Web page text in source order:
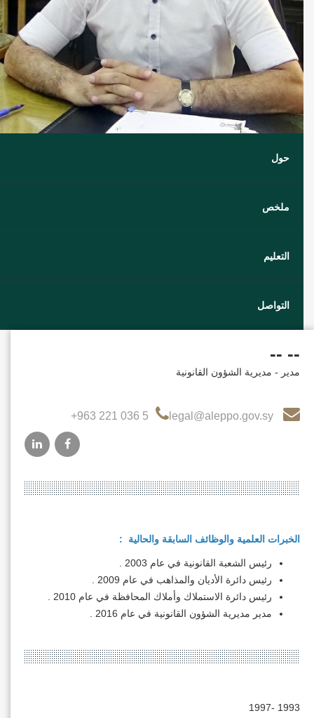
حول
ملخص
التعليم
التواصل
-- --
مدير - مديرية الشؤون القانونية
+963 221 036 5
الخبرات العلمية والوظائف السابقة والحالية :
رئيس الشعبة القانونية في عام 2003 .
رئيس دائرة الأديان والمذاهب في عام 2009 .
رئيس دائرة الاستملاك وأملاك المحافظة في عام 2010 .
مدير مديرية الشؤون القانونية في عام 2016 .
1993 -1997